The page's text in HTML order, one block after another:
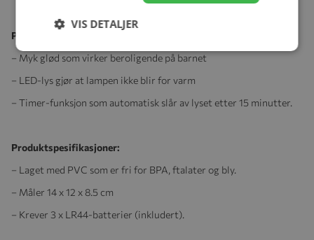
Produktegenskaper:
– Myk glød som virker beroligende på barnet
– LED-lys gjør at lampen ikke blir for varm
– Timer-funksjon som automatisk slår av lyset etter 15 minutter.
Produktspesifikasjoner:
– Laget med PVC som er fri for BPA, ftalater og bly.
– Måler 14 x 12 x 8.5 cm
– Krever 3 x LR44-batterier (inkludert).
VIS DETALJER